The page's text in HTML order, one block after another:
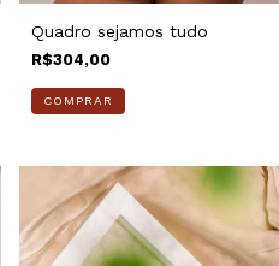
Quadro sejamos tudo
R$304,00